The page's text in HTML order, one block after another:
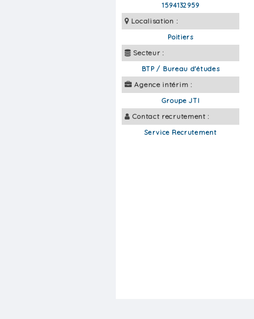
1594132959
Localisation :
Poitiers
Secteur :
BTP / Bureau d'études
Agence intérim :
Groupe JTI
Contact recrutement :
Service Recrutement